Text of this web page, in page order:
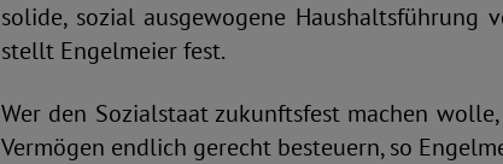
solide, sozial ausgewogene Haushaltsführung
stellt Engelmeier fest.
Wer den Sozialstaat zukunftsfest machen
Vermögen endlich gerecht besteuern, so